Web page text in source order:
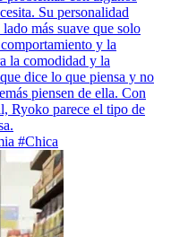
Su personalidad
más suave que solo
y la
la comodidad y la
dice lo que piensa y no
piensen de ella. Con
Ryoko parece el tipo de
#Chica